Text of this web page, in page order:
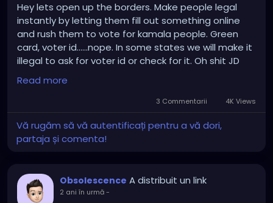
Hey lets open up the borders. Make people legal
instantly by letting them fill out something online
and rush them to vote for kamala people. Green
card, voter id......nope. In some states we will make it
illegal to ask for voter id or check for it. Oh shit JD
VANCE completely brought all the up last night
when the hosts for the debate got it wrong......they
muted his mic....so much for fact checking kamala or
tampon tim.....but if JD VANCE tells the truth we will
mute him.
Read more
3 Commentarii 4K Views
Vă rugăm să vă autentificați pentru a vă dori,
partaja și comenta!
Obsolescence A distribuit un link
2 ani în urmă-